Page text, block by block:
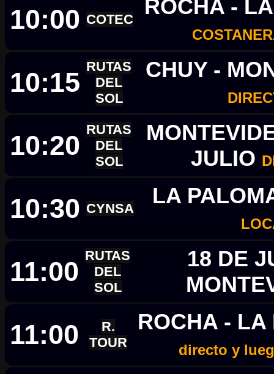
10:00 COTEC
ROCHA -
10:15
RUTAS
DEL
SOL
CHUY -
10:20
RUTAS
DEL
SOL
JULIO
10:30 CYNSA
LA
11:00
RUTAS
DEL
SOL
18 DE
11:00
R.
TOUR
ROCHA -
directo y